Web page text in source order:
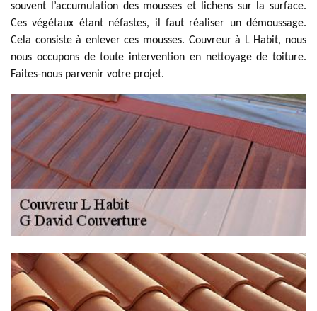
souvent l’accumulation des mousses et lichens sur la surface.
Ces végétaux étant néfastes, il faut réaliser un démoussage.
Cela consiste à enlever ces mousses. Couvreur à L Habit, nous
nous occupons de toute intervention en nettoyage de toiture.
Faites-nous parvenir votre projet.